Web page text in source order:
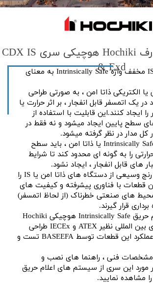
​اعلام حریق متعارف Hochiki هوچیکی سری CDX IS
& Exd
نام سیستم های IS مخفف واژه Intrinsically Safe به معنای
یا الکتریکی ذاتا امن ، به صورتی طراحی
در یک اتمسفر قابل انفجار ، بر اثر حرارت یا
ایجاد کنند.این قابلیت با استفاده از
سطح پایین ایجاد میشود و نه فقط در
بنابراین یک مدار Intrinsically Safe یا ذاتا امن ، باید سطح
را به گونه ای محدود کند تا شرایط
های قابل انفجار ، ایجاد نشود.
هوچیکی Hochiki رنج وسیعی از دستگاه های ذاتا امن یا IS را
قطعات با فناوری پیشرفته و کیفیت های
محیط های صنعتی خطرناک (از لحاظ اتمسفر)
قرار گیرند.
سیستم های اعلام حریق Intrinsically Safe هوچیکی Hochiki
طبق استاندارد های بین المللی نظیر ATEX و IECEx طراحی
شده اند و صحت عملکرد این قطعات توسط BASEEFA تست و
مشخصات فنی ، راهنما های نصب و
مورد این سری از سیستم های اعلام حریق